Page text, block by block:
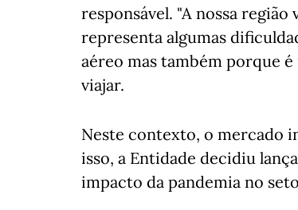
responsável. "A nossa
representa algumas
aéreo mas também porque
viajar.
Neste contexto, o mercado
isso, a Entidade decidiu
impacto da pandemia no